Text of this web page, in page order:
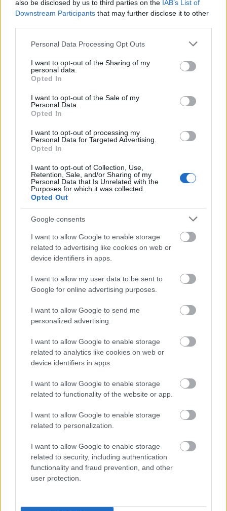
also be disclosed by us to third parties on the IAB’s List of
Downstream Participants that may further disclose it to other
Please note that this website/app uses one or more Google
not limited to your visit or usage behaviour. You may click to
grant or deny consent to Google and its third-party tags to
use your data for below specified purposes in below Google
consent section.
Personal Data Processing Opt Outs
I want to opt-out of the Sharing of my
personal data.
Opted In
I want to opt-out of the Sale of my
Personal Data.
Opted In
I want to opt-out of processing my
Personal Data for Targeted Advertising.
Opted In
I want to opt-out of Collection, Use,
Retention, Sale, and/or Sharing of my
Personal Data that Is Unrelated with the
Purposes for which it was collected.
Opted Out
Google consents
I want to allow Google to enable storage
related to advertising like cookies on web or
device identifiers in apps.
I want to allow my user data to be sent to
Google for online advertising purposes.
I want to allow Google to send me
personalized advertising.
I want to allow Google to enable storage
related to analytics like cookies on web or
device identifiers in apps.
I want to allow Google to enable storage
related to functionality of the website or app.
I want to allow Google to enable storage
related to personalization.
I want to allow Google to enable storage
related to security, including authentication
functionality and fraud prevention, and other
user protection.
Leállítja thaiföldi gyártását a
Thaiföldön
Új gyárat létesít Thaiföldön a
Ricoh
Már a thaiföldi államigazgatásban
is a Crescendo gyorsít
Céginfo | 2008.04.21 14:27
A thai vámhivatal is a Crescendo
Networks eszközeivel működik
Céginfo| 2008.04.15 13:25
LEGFRISSEBB PCW